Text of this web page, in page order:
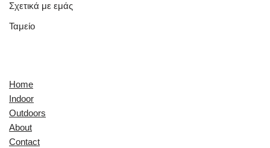
Σχετικά με εμάς
Ταμείο
Home
Indoor
Outdoors
About
Contact